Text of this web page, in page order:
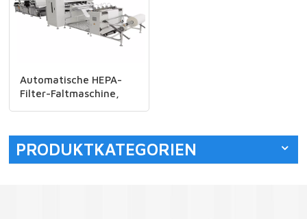
Automatische HEPA-
Filter-Faltmaschine,
Meltblown-
Kohlenstoffgewebe
PRODUKTKATEGORIEN